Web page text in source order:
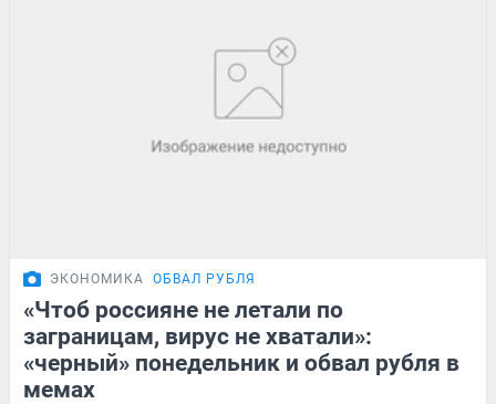
ЭКОНОМИКА ОБВАЛ РУБЛЯ
«Чтоб россияне не летали по
заграницам, вирус не хватали»:
«черный» понедельник и обвал рубля в
мемах